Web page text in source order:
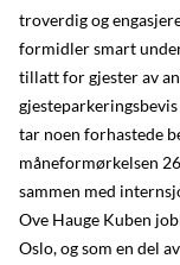
troverdig og
formidler smart
tillatt for gjester av
tar noen forhastede
måneformørkelsen
sammen med
Ove Hauge Kuben
Oslo, og som en del